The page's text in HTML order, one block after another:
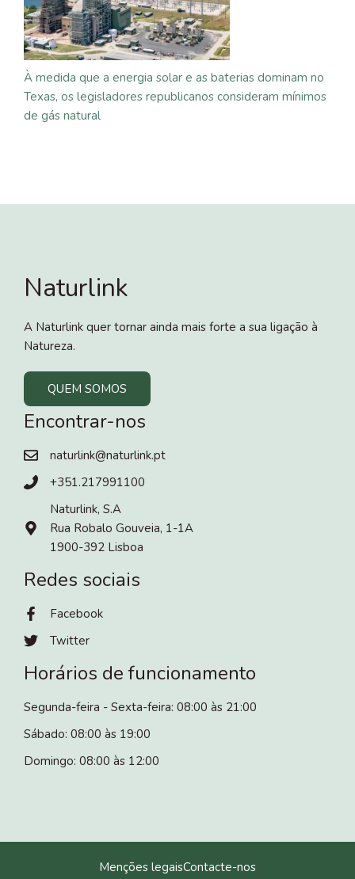
À medida que a energia solar e as baterias dominam no
Texas, os legisladores republicanos consideram mínimos
de gás natural
Naturlink
A Naturlink quer tornar ainda mais forte a sua ligação à
Natureza.
QUEM SOMOS
Encontrar-nos
naturlink@naturlink.pt
+351.217991100
Naturlink, S.A
Rua Robalo Gouveia, 1-1A
1900-392 Lisboa
Redes sociais
Facebook
Twitter
Horários de funcionamento
Segunda-feira - Sexta-feira: 08:00 às 21:00
Sábado: 08:00 às 19:00
Domingo: 08:00 às 12:00
Menções legaisContacte-nos